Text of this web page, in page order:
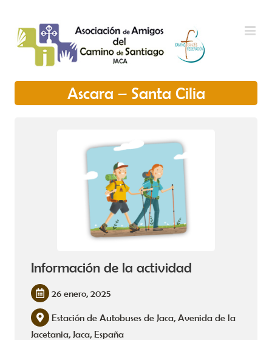
Ascara – Santa Cilia
Información de la actividad
26 enero, 2025
Estación de Autobuses de Jaca, Avenida de la
Jacetania, Jaca, España